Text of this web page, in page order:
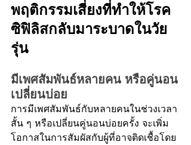
พฤติกรรมเสี่ยงที่ทำให้โรค
ซิฟิลิสกลับมาระบาดในวัย
รุ่น
มีเพศสัมพันธ์หลายคน หรือคู่นอน
เปลี่ยนบ่อย
การมีเพศสัมพันธ์กับหลายคนในช่วงเวลา
สั้น ๆ หรือเปลี่ยนคู่นอนบ่อยครั้ง จะเพิ่ม
โอกาสในการสัมผัสกับผู้ที่อาจติดเชื้อโดย